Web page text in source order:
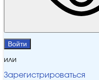
Войти
или
Зарегистрироваться